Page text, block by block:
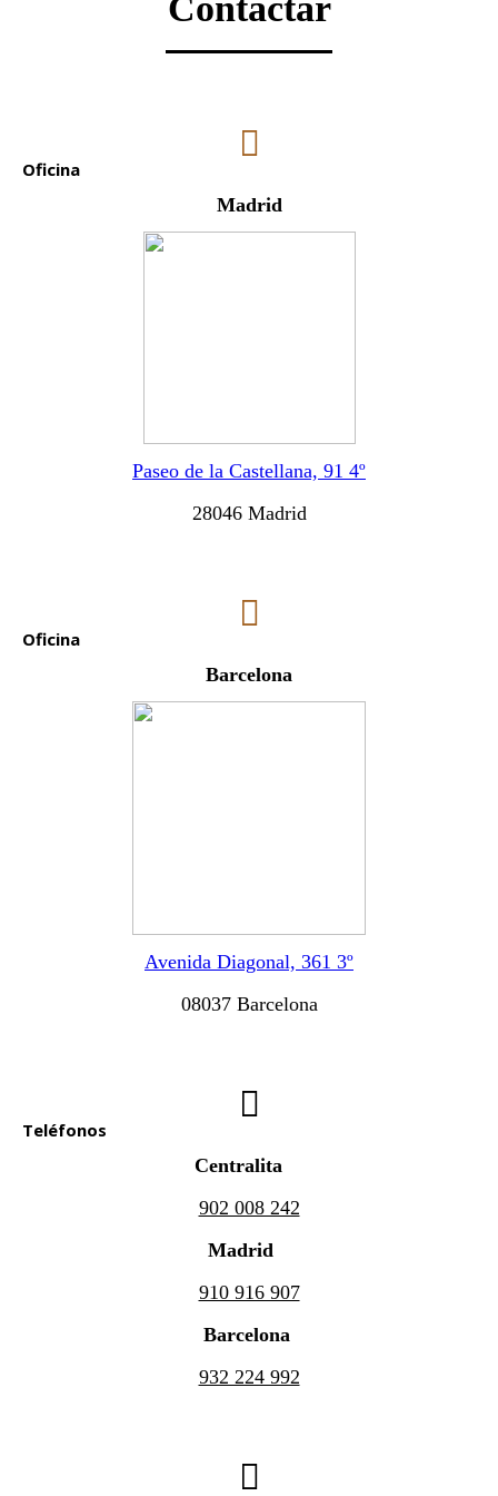
Oficina
Madrid
Paseo de la Castellana, 91 4º
28046 Madrid
Oficina
Barcelona
Avenida Diagonal, 361 3º
08037 Barcelona
Teléfonos
Centralita
902 008 242
Madrid
910 916 907
Barcelona
932 224 992